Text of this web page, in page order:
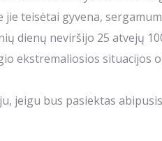
teisėtai gyvena,
dienų neviršijo 25 atvejų
ekstremaliosios situacijos
jeigu bus pasiektas